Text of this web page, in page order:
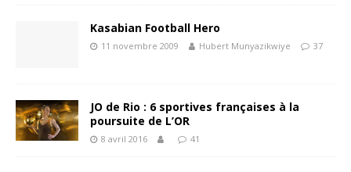
Kasabian Football Hero
11 novembre 2009 Hubert Munyazikwiye 37
JO de Rio : 6 sportives françaises à la
poursuite de L’OR
8 avril 2016 41